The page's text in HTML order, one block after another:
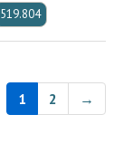
519.804
1 2 →